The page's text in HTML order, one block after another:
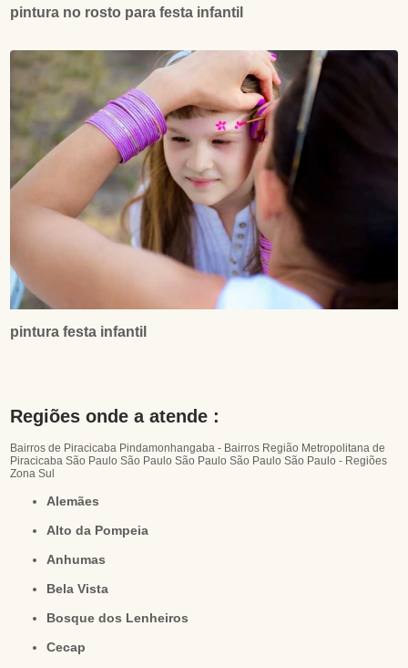
pintura no rosto para festa infantil
pintura festa infantil
Regiões onde a atende :
Bairros de Piracicaba Pindamonhangaba - Bairros Região Metropolitana de
Piracicaba São Paulo São Paulo São Paulo São PauloSão Paulo - Regiões
Zona Sul
Alemães
Alto da Pompeia
Anhumas
Bela Vista
Bosque dos Lenheiros
Cecap